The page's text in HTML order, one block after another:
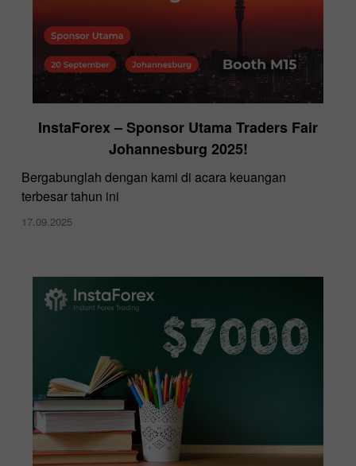
InstaForex – Sponsor Utama Traders Fair
Johannesburg 2025!
Bergabunglah dengan kami di acara keuangan
terbesar tahun ini
17.09.2025